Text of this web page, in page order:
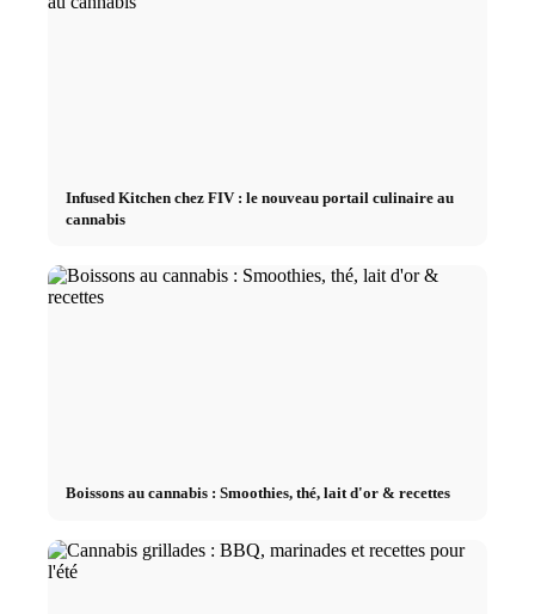
Infused Kitchen chez FIV : le nouveau portail culinaire au
cannabis
Boissons au cannabis : Smoothies, thé, lait d'or & recettes